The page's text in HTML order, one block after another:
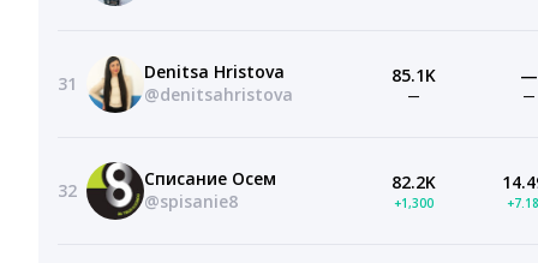
31
Denitsa Hristova
@denitsahristova
85.1K
—
—
—
32
Списание Осем
@spisanie8
82.2K
+1,300